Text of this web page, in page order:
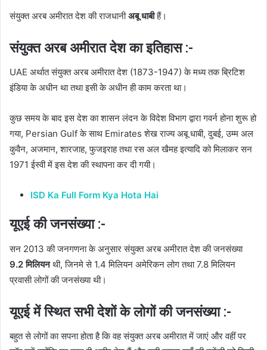
संयुक्त अरब अमीरात देश की राजधानीअबू धाबीहैं।
संयुक्त अरब अमीरात देश का इतिहास :-
UAE अर्थात संयुक्त अरब अमीरात देश (1873-1947) के मध्य तक ब्रिटिश
इंडिया के अधीन था तथा इसी के अधीन ही काम करता था।
कुछ समय के बाद इस देश का शासन लंदन के विदेश विभाग द्वारा गवर्न होना शुरू हो
गया, Persian Gulf के साथ Emirates शेख राज्य अबू धाबी, दुबई, उम्म अल
कुवैन, अजमान, शारजाह, फुजइराह तथा रस अल खैमह इत्यादि को मिलाकर सन
1971 ईस्वी में इस देश की स्थापना कर दी गयी।
ISD Ka Full Form Kya Hota Hai
यूएई की जनसंख्या :-
सन 2013 की जनगणना के अनुसार संयुक्त अरब अमीरात देश की जनसंख्या
9.2 मिलियनथी, जिनमे से 1.4 मिलियन अमेरिकन लोग तथा 7.8 मिलियन
प्रवासी लोगों की जनसंख्या थी।
यूएई में स्थित सभी देशों के लोगों की जनसंख्या :-
बहुत से लोगों का सपना होता है कि वह संयुक्त अरब अमीरात में जाएं और वहीं पर